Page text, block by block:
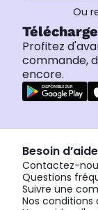
Ou
Profitez
commande,
encore.
Besoin
Contactez-
Questions
Suivre une
Nos conditions